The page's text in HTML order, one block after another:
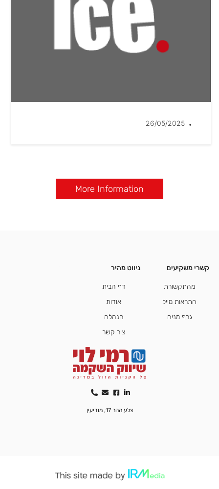
•
26/05/2025
More Information
קשרי משקיעים
מהתקשורת
התראות מייל
גרף מניה
ניווט מהיר
דף הבית
אודות
הנהלה
צור קשר
צלע ההר 17, מודיעין